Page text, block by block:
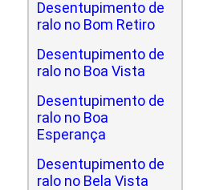
Desentupimento de
ralo no Bom Retiro
Desentupimento de
ralo no Boa Vista
Desentupimento de
ralo no Boa
Esperança
Desentupimento de
ralo no Bela Vista